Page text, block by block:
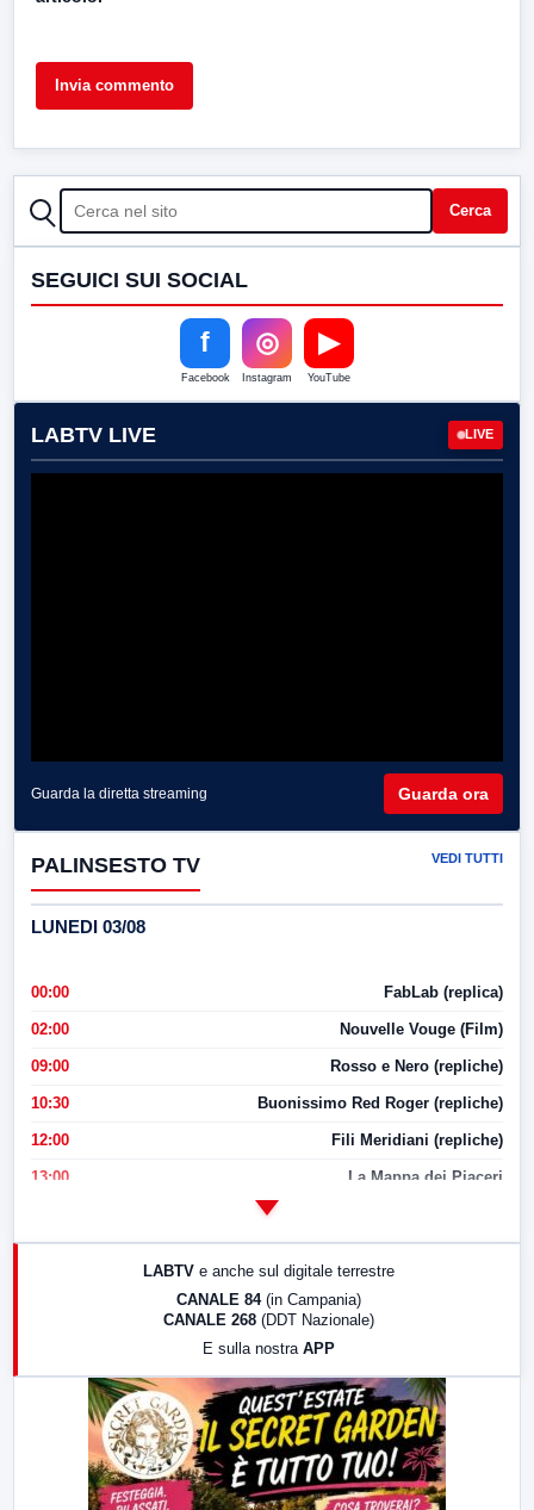
CERCA Cerca
SEGUICI SUI SOCIAL
f
Facebook
◎
Instagram
▶
YouTube
LABTV LIVE LIVE
Guarda la diretta streaming Guarda ora
PALINSESTO TV VEDI TUTTI
LUNEDI 03/08
00:00 FabLab (replica)
02:00 Nouvelle Vouge (Film)
09:00 Rosso e Nero (repliche)
10:30 Buonissimo Red Roger (repliche)
12:00 Fili Meridiani (repliche)
13:00 La Mappa dei Piaceri
LabNews (replica)
LABTV e anche sul digitale terrestre
CANALE 84 (in Campania)
CANALE 268 (DDT Nazionale)
E sulla nostra APP